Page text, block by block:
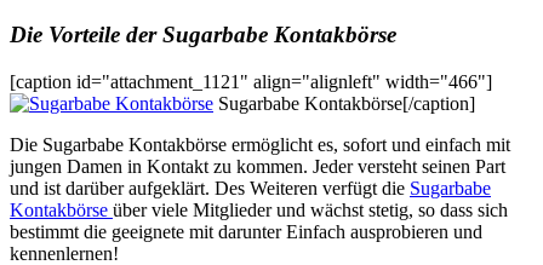
Die Vorteile der Sugarbabe Kontakbörse
[caption id="attachment_1121" align="alignleft" width="466"]
Sugarbabe Kontakbörse[/caption]
Die Sugarbabe Kontakbörse ermöglicht es, sofort und einfach mit
jungen Damen in Kontakt zu kommen. Jeder versteht seinen Part
und ist darüber aufgeklärt. Des Weiteren verfügt die Sugarbabe
Kontakbörse über viele Mitglieder und wächst stetig, so dass sich
bestimmt die geeignete mit darunter Einfach ausprobieren und
kennenlernen!